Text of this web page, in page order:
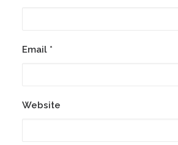
Email *
Website